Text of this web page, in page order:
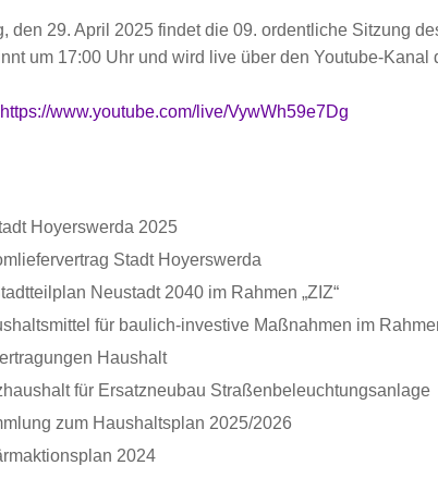
den 29. April 2025 findet die 09. ordentliche Sitzung
um 17:00 Uhr und wird live über den Youtube-Kanal
https://www.youtube.com/live/VywWh59e7Dg
Hoyerswerda 2025
Stadt Hoyerswerda
Neustadt 2040 im Rahmen „ZIZ“
für baulich-investive Maßnahmen im
Haushalt
für Ersatzneubau Straßenbeleuchtungsanlage
zum Haushaltsplan 2025/2026
2024